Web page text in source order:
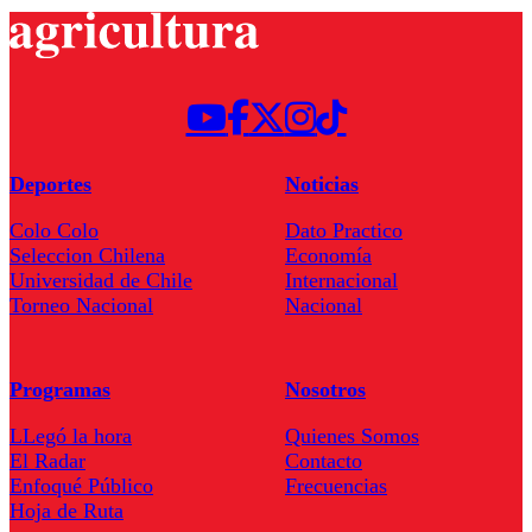
Deportes
Colo Colo
Seleccion Chilena
Universidad de Chile
Torneo Nacional
Noticias
Dato Practico
Economía
Internacional
Nacional
Programas
LLegó la hora
El Radar
Enfoqué Público
Hoja de Ruta
Nosotros
Quienes Somos
Contacto
Frecuencias